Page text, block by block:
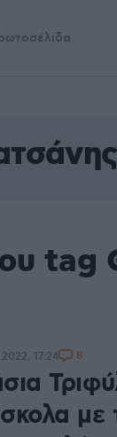
tag
με
17:24 8